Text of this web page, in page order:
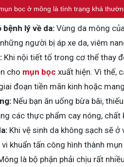
bọc ở mông là tình trạng khá
lý về da: Vùng da mông
người bị áp xe da, viêm
Khi nội tiết tố trong cơ thể thay
cho mụn bọc xuất hiện. Vì thế,
đoạn tiền mãn kinh hoặc
Nếu bạn ăn uống bừa bãi,
các thực phẩm cay nóng,
Khi vệ sinh da không sạch sẽ
khuẩn tấn công hình thành mụn
là bộ phận phải chịu rất